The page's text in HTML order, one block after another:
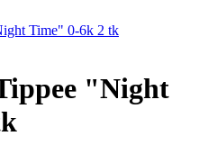
Time" 0-6k 2 tk
"Night